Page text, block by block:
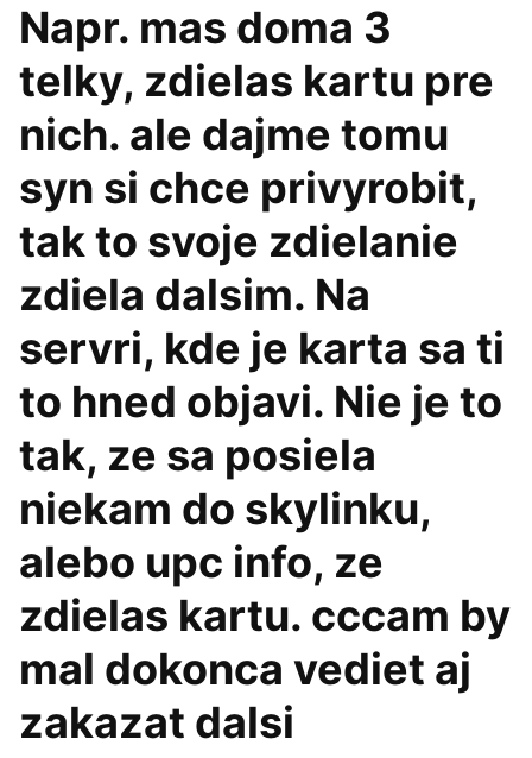
Napr. mas doma 3
telky, zdielas kartu pre
nich. ale dajme tomu
syn si chce privyrobit,
tak to svoje zdielanie
zdiela dalsim. Na
servri, kde je karta sa ti
to hned objavi. Nie je to
tak, ze sa posiela
niekam do skylinku,
alebo upc info, ze
zdielas kartu. cccam by
mal dokonca vediet aj
zakazat dalsi